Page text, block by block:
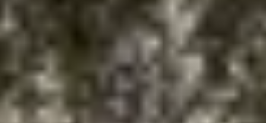
Ons team
Onze expertises
Huis verkopen
Huis kopen
Onze diensten